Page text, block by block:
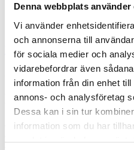
Denna webbplats använder
Vi använder
och annonserna till
för sociala medier och
vidarebefordrar även
information från din enhet
annons- och analysföretag
Dessa kan i sin tur
information som du har
Elpatron 6 kW, R40
3 390kr
Elpatron 6 kW, R40
är anpassad för